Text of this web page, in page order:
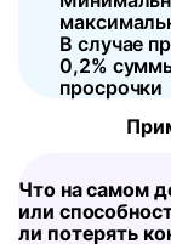
В случае
0,2%
просрочки
Что на самом
или
ли потерять